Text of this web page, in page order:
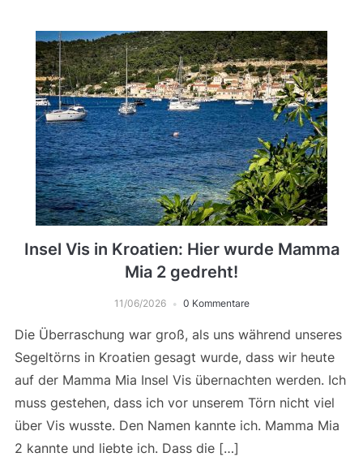
Insel Vis in Kroatien: Hier wurde Mamma
Mia 2 gedreht!
11/06/2026 0 Kommentare
Die Überraschung war groß, als uns während unseres
Segeltörns in Kroatien gesagt wurde, dass wir heute
auf der Mamma Mia Insel Vis übernachten werden. Ich
muss gestehen, dass ich vor unserem Törn nicht viel
über Vis wusste. Den Namen kannte ich. Mamma Mia
2 kannte und liebte ich. Dass die […]